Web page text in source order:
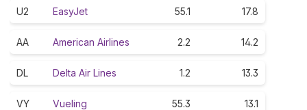
U2 EasyJet 55.1 17.8
AA American Airlines 2.2 14.2
DL Delta Air Lines 1.2 13.3
VY Vueling 55.3 13.1